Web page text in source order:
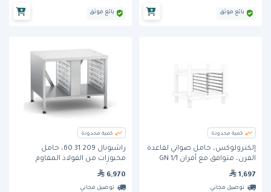
بائع موثق بائع موثق
كمية محدودة
إلكترولوكس، حامل صواني لقاعدة
الفرن، متوافق مع أفران GN 1/1
1,697
توصيل مجاني
كمية محدودة
راشيونال 60.31.209، حامل
مخبوزات من الفولاذ المقاوم
للصدأ، مقاسات 6-1/1 و10-1/1
6,970
توصيل مجاني